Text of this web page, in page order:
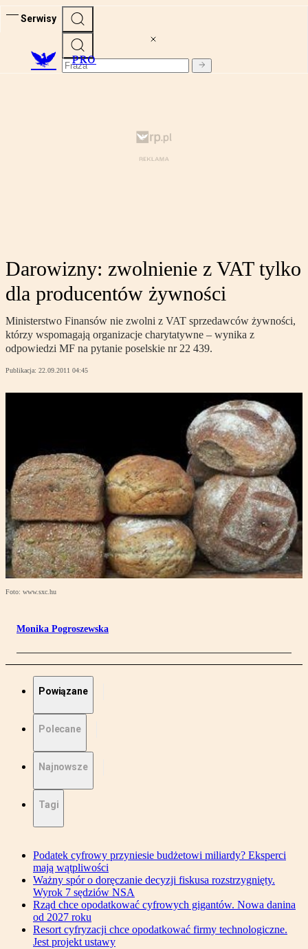
Serwisy
PRO
Darowizny: zwolnienie z VAT tylko
dla producentów żywności
Ministerstwo Finansów nie zwolni z VAT sprzedawców żywności,
którzy wspomagają organizacje charytatywne – wynika z
odpowiedzi MF na pytanie poselskie nr 22 439.
Publikacja: 22.09.2011 04:45
Foto: www.sxc.hu
Monika Pogroszewska
Powiązane
Polecane
Najnowsze
Tagi
Podatek cyfrowy przyniesie budżetowi miliardy? Eksperci
mają wątpliwości
Ważny spór o doręczanie decyzji fiskusa rozstrzygnięty.
Wyrok 7 sędziów NSA
Rząd chce opodatkować cyfrowych gigantów. Nowa danina
od 2027 roku
Resort cyfryzacji chce opodatkować firmy technologiczne.
Jest projekt ustawy